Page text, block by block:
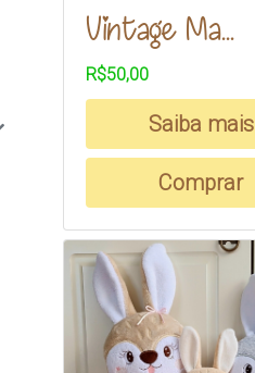
Vintage Ma...
R$50,00
Saiba mais
Comprar